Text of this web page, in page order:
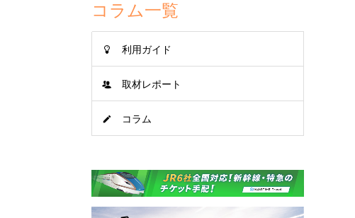
コラム一覧
利用ガイド
取材レポート
コラム